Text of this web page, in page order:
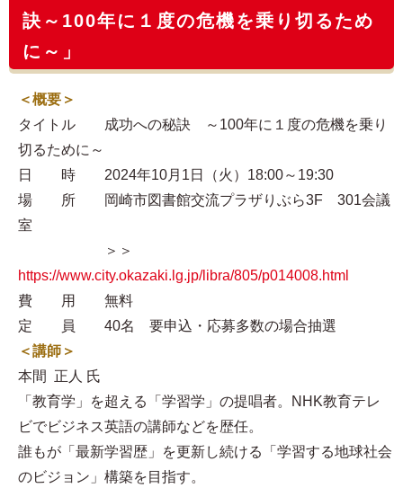
訣～100年に１度の危機を乗り切るため
に～」
＜概要＞
タイトル 成功への秘訣 ～100年に１度の危機を乗り
切るために～
日 時 2024年10月1日（火）18:00～19:30
場 所 岡崎市図書館交流プラザりぶら3F 301会議
室
＞＞
https://www.city.okazaki.lg.jp/libra/805/p014008.html
費 用 無料
定 員 40名 要申込・応募多数の場合抽選
＜講師＞
本間 正人 氏
「教育学」を超える「学習学」の提唱者。NHK教育テレ
ビでビジネス英語の講師などを歴任。
誰もが「最新学習歴」を更新し続ける「学習する地球社会
のビジョン」構築を目指す。